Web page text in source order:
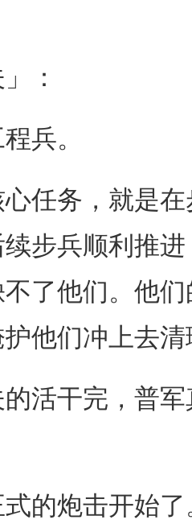
：
兵。
务，就是在
步兵顺利推
了他们。他
他们冲上去
干完，普军
的炮击开始了